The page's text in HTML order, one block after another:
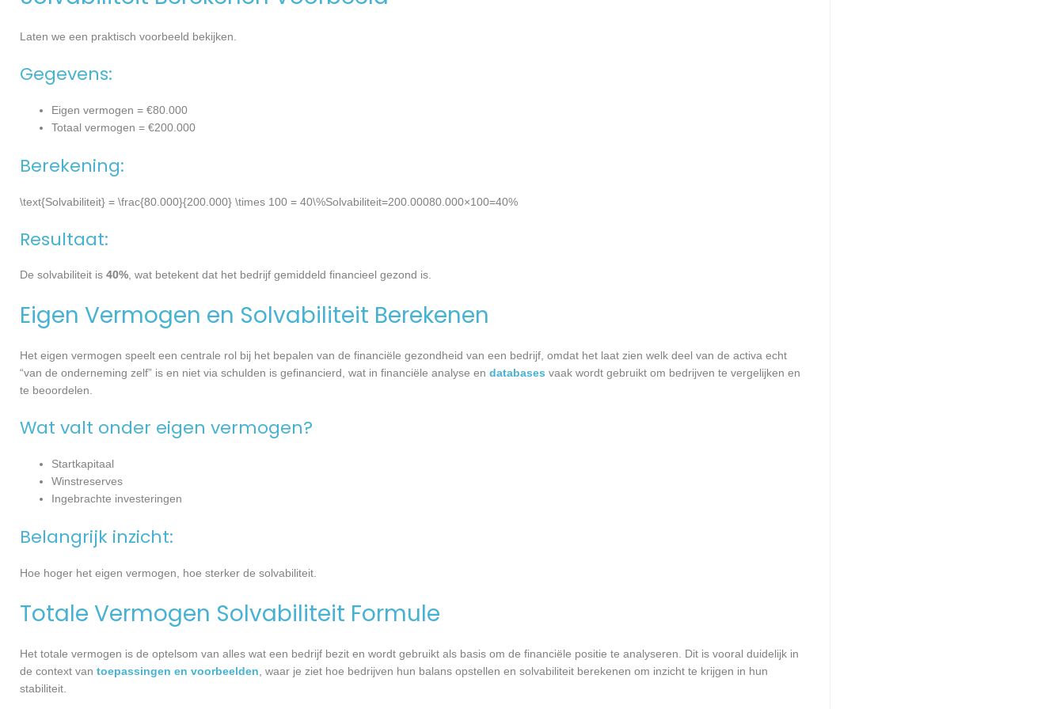
Laten we een praktisch voorbeeld bekijken.
Gegevens:
Eigen vermogen = €80.000
Totaal vermogen = €200.000
Berekening:
\text{Solvabiliteit} = \frac{80.000}{200.000} \times 100 = 40\%Solvabiliteit=200.00080.000​×100=40%
Resultaat:
De solvabiliteit is 40%, wat betekent dat het bedrijf gemiddeld financieel gezond is.
Eigen Vermogen en Solvabiliteit Berekenen
Het eigen vermogen speelt een centrale rol bij het bepalen van de financiële gezondheid van een bedrijf, omdat het laat zien welk deel van de activa echt
“van de onderneming zelf” is en niet via schulden is gefinancierd, wat in financiële analyse en databases vaak wordt gebruikt om bedrijven te vergelijken en
te beoordelen.
Wat valt onder eigen vermogen?
Startkapitaal
Winstreserves
Ingebrachte investeringen
Belangrijk inzicht:
Hoe hoger het eigen vermogen, hoe sterker de solvabiliteit.
Totale Vermogen Solvabiliteit Formule
Het totale vermogen is de optelsom van alles wat een bedrijf bezit en wordt gebruikt als basis om de financiële positie te analyseren. Dit is vooral duidelijk in
de context van toepassingen en voorbeelden , waar je ziet hoe bedrijven hun balans opstellen en solvabiliteit berekenen om inzicht te krijgen in hun
stabiliteit.